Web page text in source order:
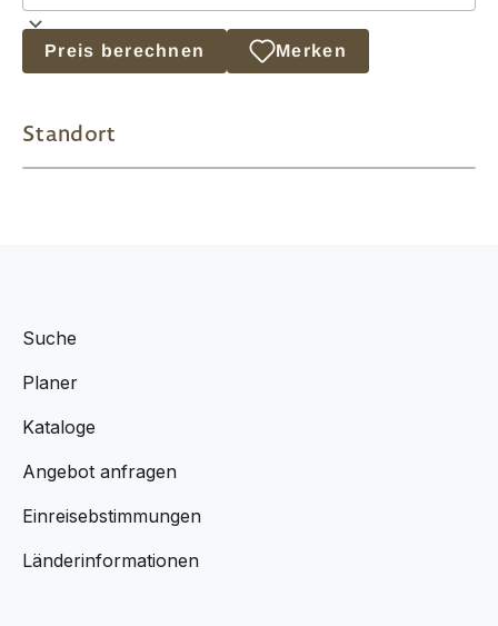
Preis berechnen Merken
Standort
Suche
Planer
Kataloge
Angebot anfragen
Einreisebstimmungen
Länderinformationen